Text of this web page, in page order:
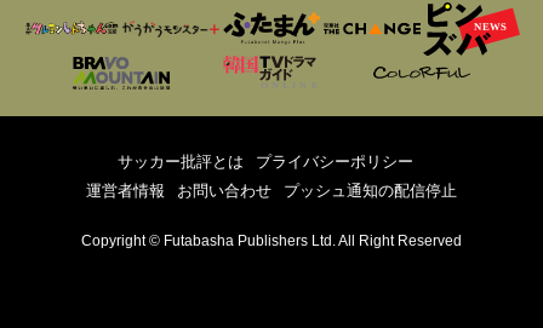
サッカー批評とは
プライバシーポリシー
運営者情報
お問い合わせ プッシュ通知の配信停止
Copyright © Futabasha Publishers Ltd. All Right Reserved